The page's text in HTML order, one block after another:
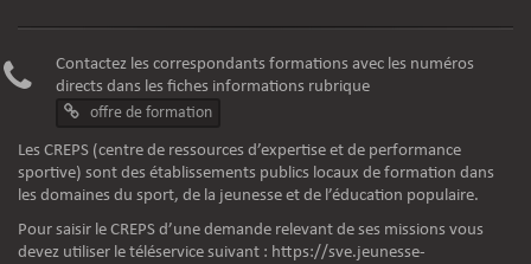
Contactez les correspondants formations avec les numéros
directs dans les fiches informations rubrique
offre de formation
Les CREPS (centre de ressources d’expertise et de performance
sportive) sont des établissements publics locaux de formation dans
les domaines du sport, de la jeunesse et de l’éducation populaire.
Pour saisir le CREPS d’une demande relevant de ses missions vous
devez utiliser le téléservice suivant : https://sve.jeunesse-